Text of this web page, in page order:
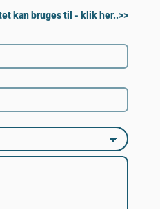
kan bruges til - klik her..>>